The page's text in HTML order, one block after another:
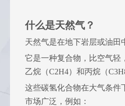
什么是天然气？
天然气是在地下岩层或油田
它是一种复合物，比空气轻
乙烷（C2H4）和丙烷（
这些碳氢化合物在大气条件
市场广泛，例如：